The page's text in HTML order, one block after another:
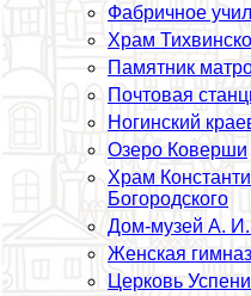
Фабричное
Храм
Памятник
Почтовая
Ногинский
Озеро Коверши
Храм
Богородского
Дом-музей А.
Женская
Церковь